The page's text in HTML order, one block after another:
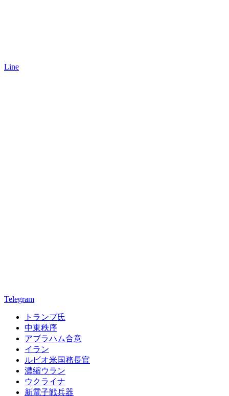
Line
Telegram
トランプ氏
中東秩序
アブラハム合意
イラン
ルビオ米国務長官
濃縮ウラン
ウクライナ
新電子戦兵器